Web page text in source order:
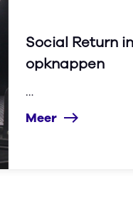
Social Return
opknappen
…
Meer east